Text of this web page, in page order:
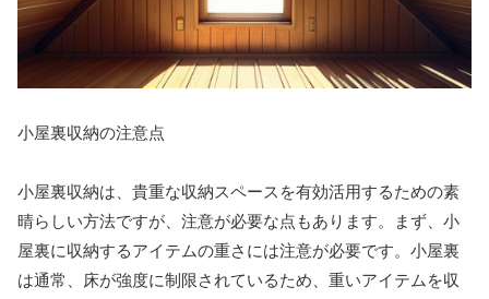
小屋裏収納の注意点
小屋裏収納は、貴重な収納スペースを有効活用するための素
晴らしい方法ですが、注意が必要な点もあります。まず、小
屋裏に収納するアイテムの重さには注意が必要です。小屋裏
は通常、床が強度に制限されているため、重いアイテムを収